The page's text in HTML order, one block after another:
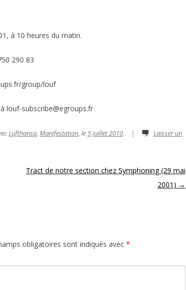
à 10 heures du matin.
290 83
group/louf
louf-subscribe@egroups.fr
Lufthansa, Manifestation, le5 juillet 2010. |
Laisser un
Tract de notre section chez Symphoning (29 mai
2001) →
obligatoires sont indiqués avec *